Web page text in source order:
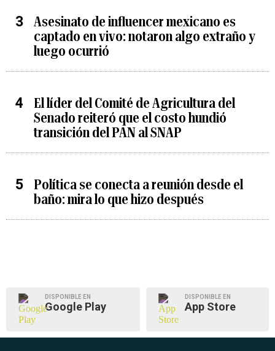
Asesinato de influencer mexicano es
captado en vivo: notaron algo extraño y
luego ocurrió
El líder del Comité de Agricultura del
Senado reiteró que el costo hundió
transición del PAN al SNAP
Política se conecta a reunión desde el
baño: mira lo que hizo después
DISPONIBLE EN
Google Play
DISPONIBLE EN
App Store